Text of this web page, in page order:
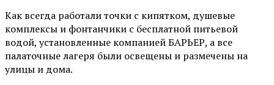
Как всегда работали точки с кипятком, душевые
комплексы и фонтанчики с бесплатной питьевой
водой, установленные компанией БАРЬЕР, а все
палаточные лагеря были освещены и размечены на
улицы и дома.